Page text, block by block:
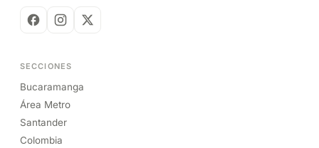
SECCIONES
Bucaramanga
Área Metro
Santander
Colombia